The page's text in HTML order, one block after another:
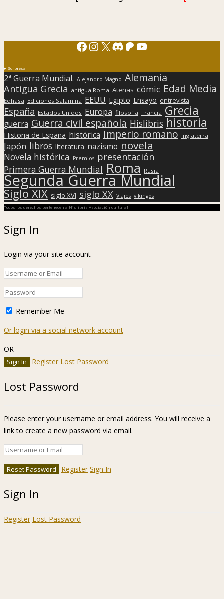
Facebook
Instagram
X Discord
Patreon
YouTube
Sorpresa
2ª Guerra Mundial. Alejandro Magno Alemania
Antigua Grecia antigua Roma Atenas cómic Edad Media
Edhasa Ediciones Salamina EEUU Egipto Ensayo entrevista
España Estados Unidos Europa filosofía Francia Grecia
guerra Guerra civil española Hislibris historia
Historia de España histórica Imperio romano Inglaterra
Japón libros literatura nazismo novela
Novela histórica Premios presentación
Primera Guerra Mundial Roma Rusia
Segunda Guerra Mundial
Siglo XIX siglo XVI siglo XX Viajes vikingos
Todos los derechos pertenecen a Hislibris Asociación cultural
Sign In
Login via your site account
Remember Me
Or login via a social network account
OR
Register Lost Password
Lost Password
Please enter your username or email address. You will receive a
link to create a new password via email.
Register Sign In
Sign In
Register Lost Password